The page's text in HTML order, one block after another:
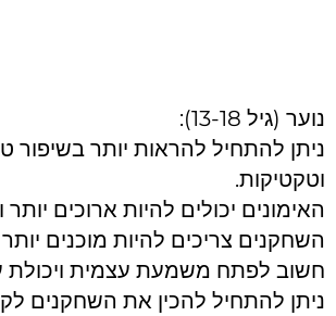
נוער (גיל 13-18):
ניתן להתחיל להראות יותר בשיפור
וטקטיקות.
האימונים יכולים להיות ארוכים
השחקנים צריכים להיות מוכנים
חשוב לפתח משמעת עצמית ויכולת
ניתן להתחיל להכין את השחקנים